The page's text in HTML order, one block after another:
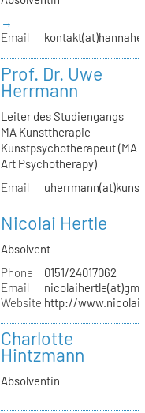
→
Email
Prof. Dr. Uwe
Herrmann
Leiter des Studiengangs
MA Kunsttherapie
Kunstpsychotherapeut (MA
Art Psychotherapy)
Email
Nicolai Hertle
Absolvent
Phone
0151/24017062
Email
Website http://
Charlotte
Hintzmann
Absolventin